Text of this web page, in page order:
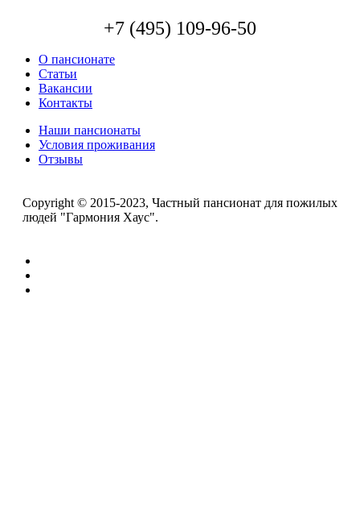
+7 (495) 109-96-50
О пансионате
Статьи
Вакансии
Контакты
Наши пансионаты
Условия проживания
Отзывы
Copyright © 2015-2023, Частный пансионат для пожилых
людей "Гармония Хаус".